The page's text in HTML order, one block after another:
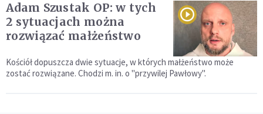
Adam Szustak OP: w tych
2 sytuacjach można
rozwiązać małżeństwo
Kościół dopuszcza dwie sytuacje, w których małżeństwo może
zostać rozwiązane. Chodzi m. in. o "przywilej Pawłowy".